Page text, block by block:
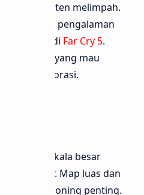
bikin konten melimpah.
cuaca bikin pengalaman
diunduh di Far Cry 5.
untuk yang mau
eksplorasi.
perang skala besar
para sniper. Map luas dan
bikin positioning penting.